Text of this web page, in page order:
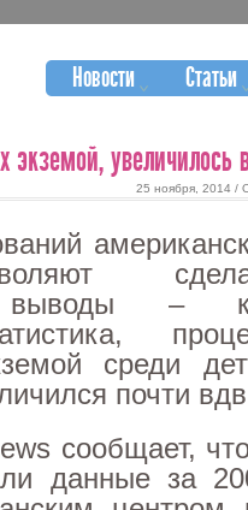
Новости Статьи
экземой, увеличилось
25 ноября, 2014 /
выводы –
среди
почти
сообщает,
данные за